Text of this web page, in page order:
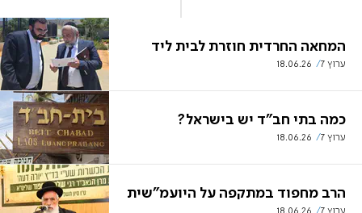
המחאה החרדית חוזרת לבית ליד
ערוץ 7 18.06.26
כמה בתי חב"ד יש בישראל?
ערוץ 7 18.06.26
הרב מחפוד במתקפה על היועמ"שית